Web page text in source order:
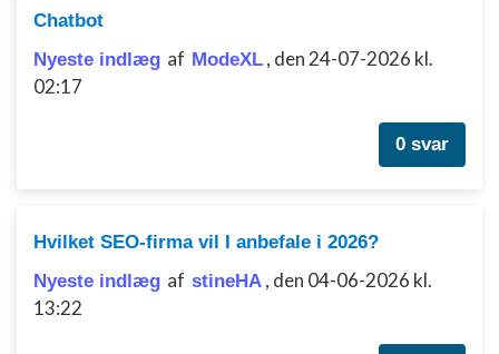
Chatbot
Nyeste indlæg af ModeXL , den 24-07-2026 kl.
02:17
0 svar
Hvilket SEO-firma vil I anbefale i 2026?
Nyeste indlæg af stineHA , den 04-06-2026 kl.
13:22
Oprette profiler til tilpasset annoncering
Bruge profiler til at vælge tilpasset
annoncering
Måle annonceringseffektivitet
Måle indholdseffektivitet